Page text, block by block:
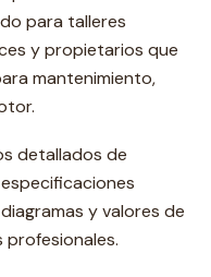
para talleres
y propietarios que
mantenimiento,
detallados de
y valores de